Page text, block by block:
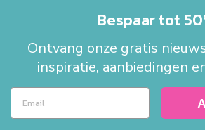
Bespaar tot
Ontvang onze gratis
inspiratie, aanbiedingen